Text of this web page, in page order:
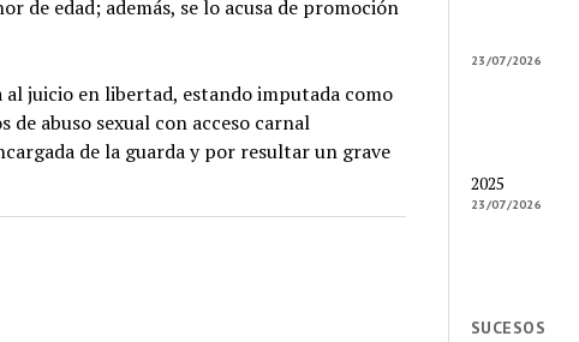
de edad; además, se lo acusa de promoción
juicio en libertad, estando imputada como
abuso sexual con acceso carnal
de la guarda y por resultar un grave
23/07/2026
2025
23/07/2026
SUCESOS